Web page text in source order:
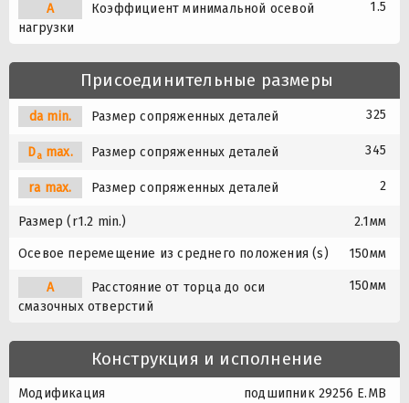
A
Коэффициент минимальной осевой
нагрузки
1.5
Присоединительные размеры
da min. Размер сопряженных деталей 325
Damax. Размер сопряженных деталей 345
ra max. Размер сопряженных деталей 2
Размер (r1.2 min.) 2.1мм
Осевое перемещение из среднего положения (s) 150мм
A
Расстояние от торца до оси
смазочных отверстий
150мм
Конструкция и исполнение
Модификация подшипник 29256 E.MB